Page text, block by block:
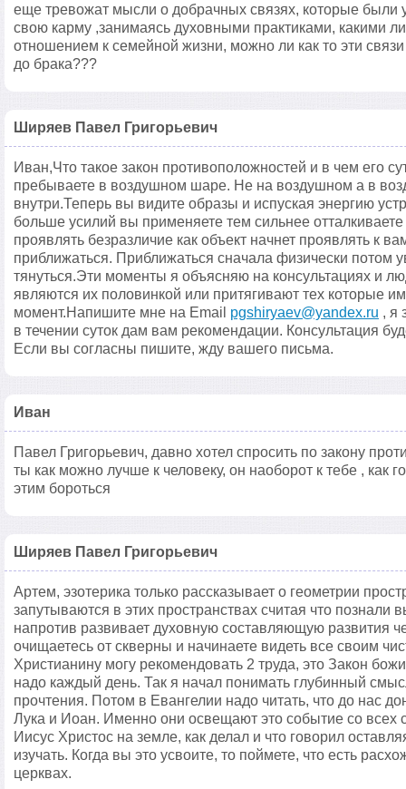
еще тревожат мысли о добрачных связях, которые
свою карму ,занимаясь духовными практиками, какими
отношением к семейной жизни, можно ли как то эти
до брака???
Ширяев Павел Григорьевич
Иван,Что такое закон противоположностей и в чем его
пребываете в воздушном шаре. Не на воздушном а в
внутри.Теперь вы видите образы и испуская энергию
больше усилий вы применяете тем сильнее
проявлять безразличие как объект начнет проявлять к
приближаться. Приближаться сначала физически потом
тянуться.Эти моменты я объясняю на консультациях и
являются их половинкой или притягивают тех которые
момент.Напишите мне на Email pgshiryaev@yandex.ru , я
в течении суток дам вам рекомендации. Консультация
Если вы согласны пишите, жду вашего письма.
Иван
Павел Григорьевич, давно хотел спросить по закону
ты как можно лучше к человеку, он наоборот к тебе , как
этим бороться
Ширяев Павел Григорьевич
Артем, эзотерика только рассказывает о геометрии
запутываются в этих пространствах считая что
напротив развивает духовную составляющую развития
очищаетесь от скверны и начинаете видеть все своим
Христианину могу рекомендовать 2 труда, это Закон
надо каждый день. Так я начал понимать глубинный
прочтения. Потом в Евангелии надо читать, что до нас
Лука и Иоан. Именно они освещают это событие со всех
Иисус Христос на земле, как делал и что говорил
изучать. Когда вы это усвоите, то поймете, что есть
церквах.